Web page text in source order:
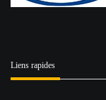
Liens rapides